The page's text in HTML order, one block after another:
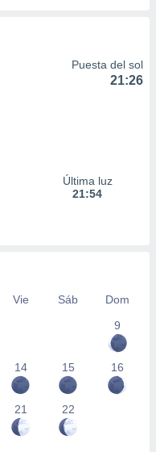
Puesta del sol
21:26
Última luz
21:54
Vie Sáb
Dom
9
14 15 16
21 22